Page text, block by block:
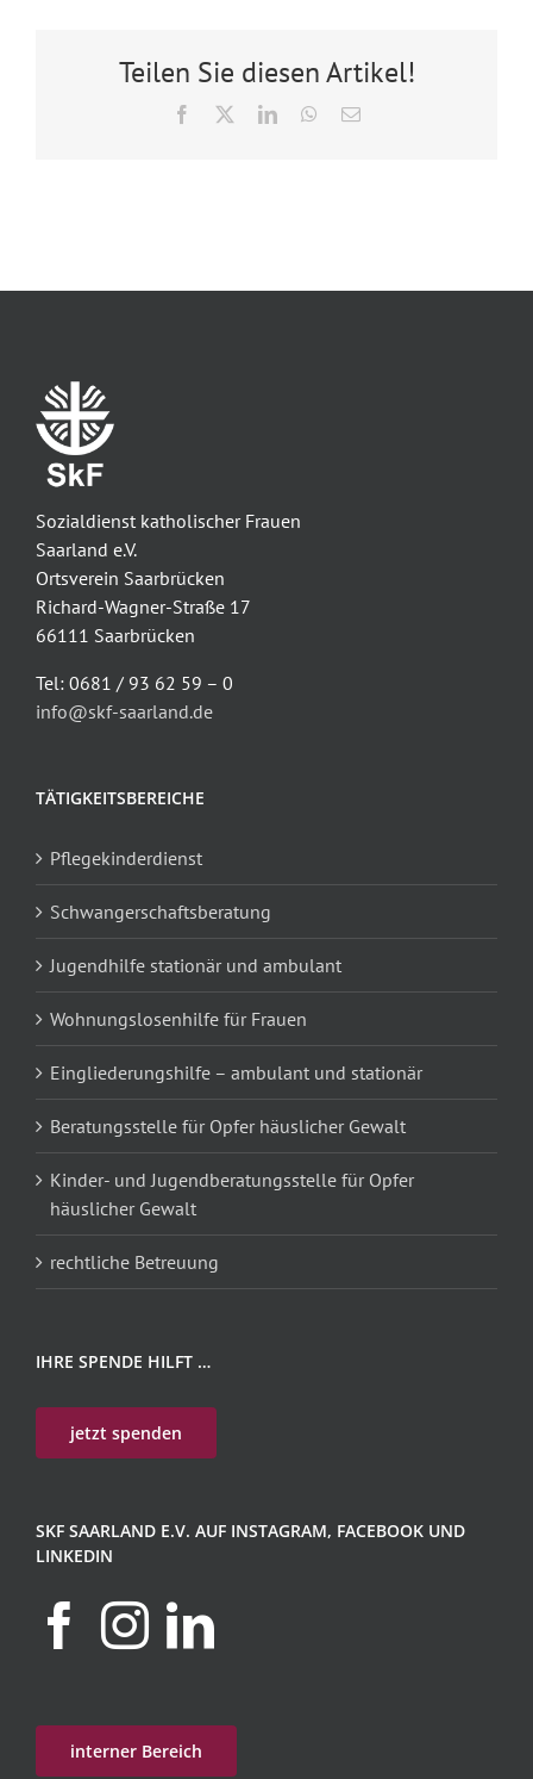
Teilen Sie diesen Artikel!
Facebook LinkedInWhatsApp
E-
Sozialdienst katholischer Frauen
Saarland e.V.
Ortsverein Saarbrücken
Richard-Wagner-Straße 17
66111 Saarbrücken
Tel: 0681 / 93 62 59 – 0
info@skf-saarland.de
TÄTIGKEITSBEREICHE
Pflegekinderdienst
Schwangerschaftsberatung
Jugendhilfe stationär und ambulant
Wohnungslosenhilfe für Frauen
Eingliederungshilfe – ambulant und stationär
Beratungsstelle für Opfer häuslicher Gewalt
Kinder- und Jugendberatungsstelle für Opfer
häuslicher Gewalt
rechtliche Betreuung
IHRE SPENDE HILFT …
jetzt spenden
SKF SAARLAND E.V. AUF INSTAGRAM, FACEBOOK UND
LINKEDIN
interner Bereich